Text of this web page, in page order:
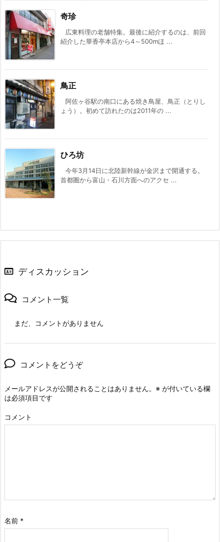
奇珍
広東料理の老舗特集。最後に紹介するのは、前回
紹介した華香亭本店から4～500mほ ...
鳥正
阿佐ヶ谷駅の南口にある焼き鳥屋、鳥正（とりし
ょう）。初めて訪れたのは2011年の ...
ひろ坊
今年3月14日に北陸新幹線が金沢まで開通する。
首都圏から富山・石川方面へのアクセ ...
ディスカッション
コメント一覧
まだ、コメントがありません
コメントをどうぞ
メールアドレスが公開されることはありません。 ※ が付いている欄
は必須項目です
コメント
名前 *